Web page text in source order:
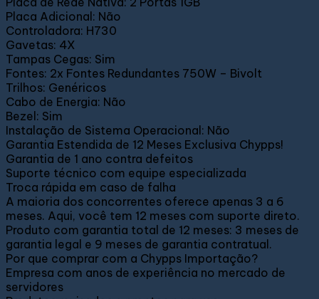
Placa Adicional: Não
Controladora: H730
Gavetas: 4X
Tampas Cegas: Sim
Fontes: 2x Fontes Redundantes 750W – Bivolt
Trilhos: Genéricos
Cabo de Energia: Não
Bezel: Sim
Instalação de Sistema Operacional: Não
Garantia Estendida de 12 Meses Exclusiva Chypps!
Garantia de 1 ano contra defeitos
Suporte técnico com equipe especializada
Troca rápida em caso de falha
A maioria dos concorrentes oferece apenas 3 a 6
meses. Aqui, você tem 12 meses com suporte direto.
Produto com garantia total de 12 meses: 3 meses de
garantia legal e 9 meses de garantia contratual.
Por que comprar com a Chypps Importação?
Empresa com anos de experiência no mercado de
servidores